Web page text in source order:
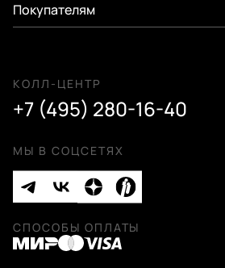
Покупателям
КОЛЛ-ЦЕНТР
+7 (495) 280-16-40
МЫ В СОЦСЕТЯХ
СПОСОБЫ ОПЛАТЫ